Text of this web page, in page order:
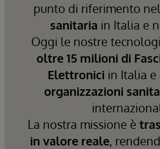
punto di riferimento
sanitaria in Italia e
Oggi le nostre
oltre 15 milioni di
Elettronici in Italia e
organizzazioni
La nostra missione è
in valore reale,